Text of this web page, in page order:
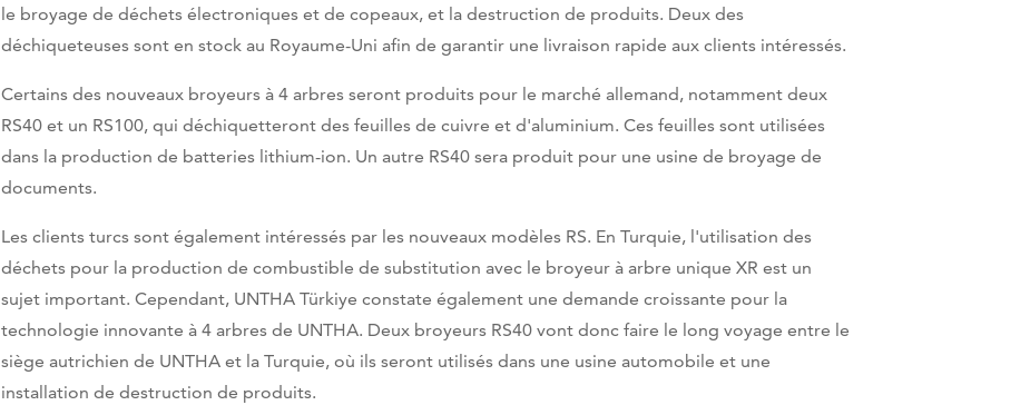
le broyage de déchets électroniques et de copeaux, et la destruction de produits. Deux des
déchiqueteuses sont en stock au Royaume-Uni afin de garantir une livraison rapide aux clients intéressés.
Certains des nouveaux broyeurs à 4 arbres seront produits pour le marché allemand, notamment deux
RS40 et un RS100, qui déchiquetteront des feuilles de cuivre et d'aluminium. Ces feuilles sont utilisées
dans la production de batteries lithium-ion. Un autre RS40 sera produit pour une usine de broyage de
documents.
Les clients turcs sont également intéressés par les nouveaux modèles RS. En Turquie, l'utilisation des
déchets pour la production de combustible de substitution avec le broyeur à arbre unique XR est un
sujet important. Cependant, UNTHA Türkiye constate également une demande croissante pour la
technologie innovante à 4 arbres de UNTHA. Deux broyeurs RS40 vont donc faire le long voyage entre le
siège autrichien de UNTHA et la Turquie, où ils seront utilisés dans une usine automobile et une
installation de destruction de produits.